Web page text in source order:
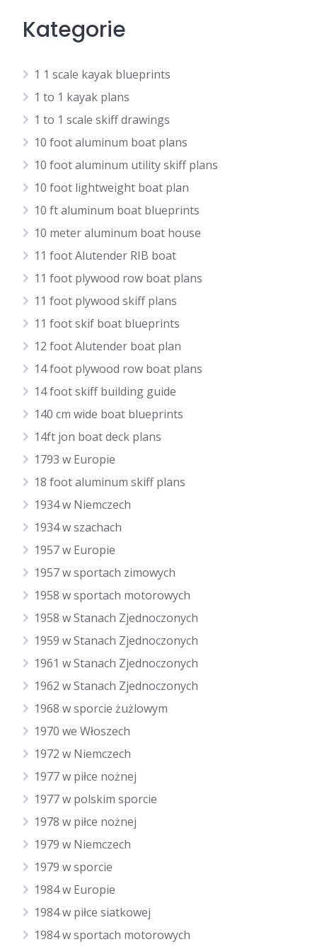
Kategorie
1 1 scale kayak blueprints
1 to 1 kayak plans
1 to 1 scale skiff drawings
10 foot aluminum boat plans
10 foot aluminum utility skiff plans
10 foot lightweight boat plan
10 ft aluminum boat blueprints
10 meter aluminum boat house
11 foot Alutender RIB boat
11 foot plywood row boat plans
11 foot plywood skiff plans
11 foot skif boat blueprints
12 foot Alutender boat plan
14 foot plywood row boat plans
14 foot skiff building guide
140 cm wide boat blueprints
14ft jon boat deck plans
1793 w Europie
18 foot aluminum skiff plans
1934 w Niemczech
1934 w szachach
1957 w Europie
1957 w sportach zimowych
1958 w sportach motorowych
1958 w Stanach Zjednoczonych
1959 w Stanach Zjednoczonych
1961 w Stanach Zjednoczonych
1962 w Stanach Zjednoczonych
1968 w sporcie żużlowym
1970 we Włoszech
1972 w Niemczech
1977 w piłce nożnej
1977 w polskim sporcie
1978 w piłce nożnej
1979 w Niemczech
1979 w sporcie
1984 w Europie
1984 w piłce siatkowej
1984 w sportach motorowych